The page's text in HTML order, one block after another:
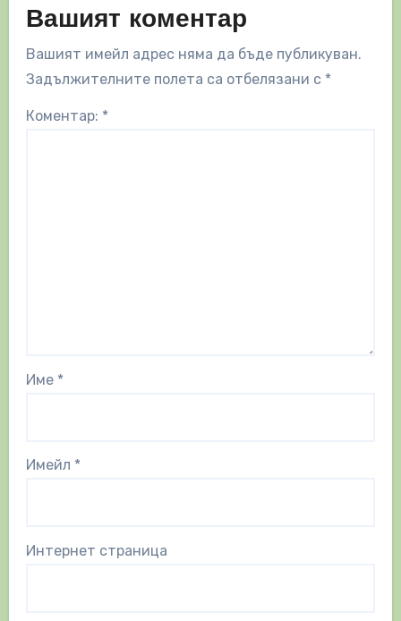
Вашият коментар
Вашият имейл адрес няма да бъде публикуван.
Задължителните полета са отбелязани с *
Коментар: *
Име *
Имейл *
Интернет страница